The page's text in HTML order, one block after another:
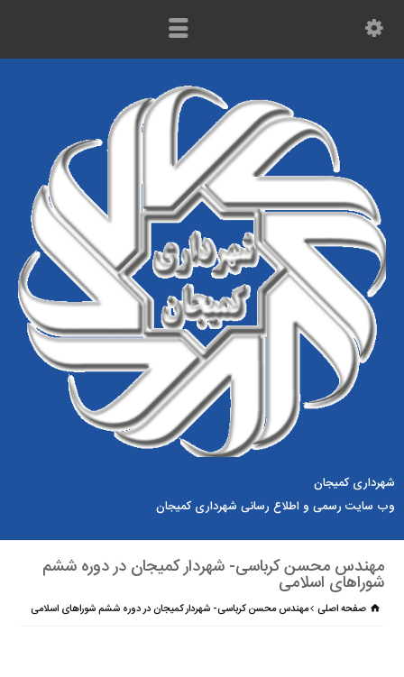
شهرداری کمیجان
وب سایت رسمی و اطلاع رسانی شهرداری کمیجان
مهندس محسن کرباسی- شهردار کمیجان در دوره ششم
شوراهای اسلامی
صفحه اصلی مهندس محسن کرباسی- شهردار کمیجان در دوره ششم شوراهای اسلامی